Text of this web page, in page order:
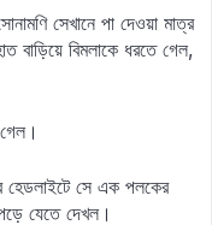
সেখানে পা দেওয়া মাত্র
বাড়িয়ে বিমলাকে ধরতে গেল,
হেডলাইটে সে এক পলকের
যেতে দেখল।